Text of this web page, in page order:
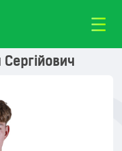
Сергійович